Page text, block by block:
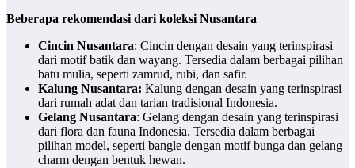
Beberapa rekomendasi dari koleksi Nusantara
Cincin Nusantara: Cincin dengan desain yang terinspirasi
dari motif batik dan wayang. Tersedia dalam berbagai pilihan
batu mulia, seperti zamrud, rubi, dan safir.
Kalung Nusantara: Kalung dengan desain yang terinspirasi
dari rumah adat dan tarian tradisional Indonesia.
Gelang Nusantara: Gelang dengan desain yang terinspirasi
dari flora dan fauna Indonesia. Tersedia dalam berbagai
pilihan model, seperti bangle dengan motif bunga dan gelang
charm dengan bentuk hewan.